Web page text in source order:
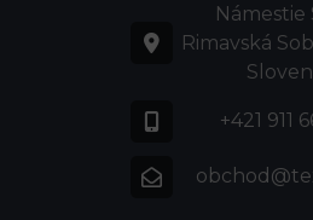
Námestie
Rimavská
+421 911